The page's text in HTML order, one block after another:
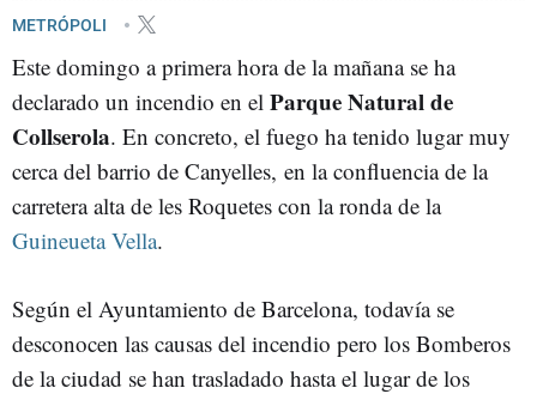
METRÓPOLI
Este domingo a primera hora de la mañana se ha
declarado un incendio en el Parque Natural de
Collserola. En concreto, el fuego ha tenido lugar muy
cerca del barrio de Canyelles, en la confluencia de la
carretera alta de les Roquetes con la ronda de la
Guineueta Vella.
Según el Ayuntamiento de Barcelona, todavía se
desconocen las causas del incendio pero los Bomberos
de la ciudad se han trasladado hasta el lugar de los